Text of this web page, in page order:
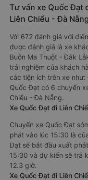
Tư vấn xe Quốc Đạt
Liên Chiểu - Đà Nẵng
Với 672 đánh giá với
được đánh giá là xe
Buôn Ma Thuột - Đắk
trải nghiệm của khách
các tiện ích trên xe
Quốc Đạt có 6 chuyến
Chiểu - Đà Nẵng.
Xe Quốc Đạt đi Liên
Chuyến xe Quốc Đạt
phát vào lúc 15:30 là
Đạt sẽ bắt đầu xuất
15:30 và dự kiến sẽ trả
12.3 giờ.
Xe Quốc Đạt đi Liên